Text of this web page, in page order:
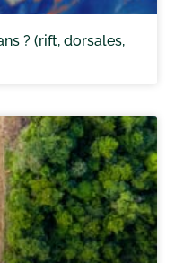
? (rift, dorsales,